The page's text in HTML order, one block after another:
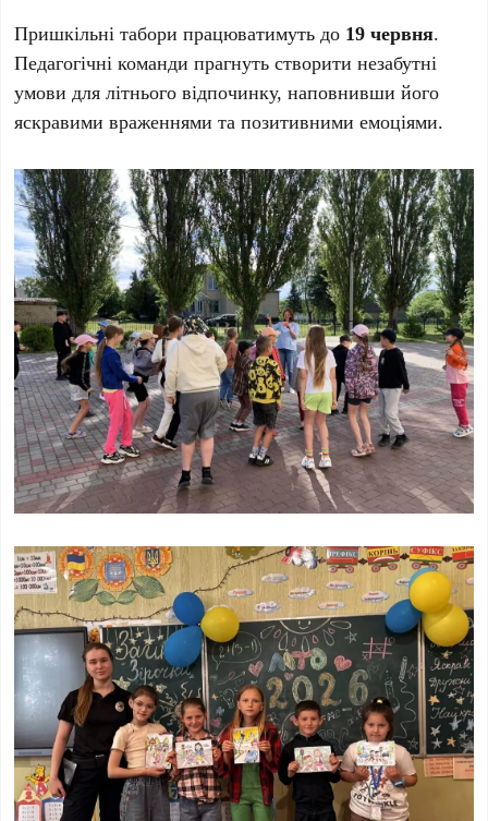
Пришкільні табори працюватимуть до 19 червня.
Педагогічні команди прагнуть створити незабутні
умови для літнього відпочинку, наповнивши його
яскравими враженнями та позитивними емоціями.